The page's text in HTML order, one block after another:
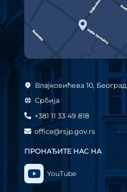
Влајковићева 10, Београд
Србија
+381 11 33 49 818
office@rsjp.gov.rs
ПРОНАЂИТЕ НАС НА
YouTube